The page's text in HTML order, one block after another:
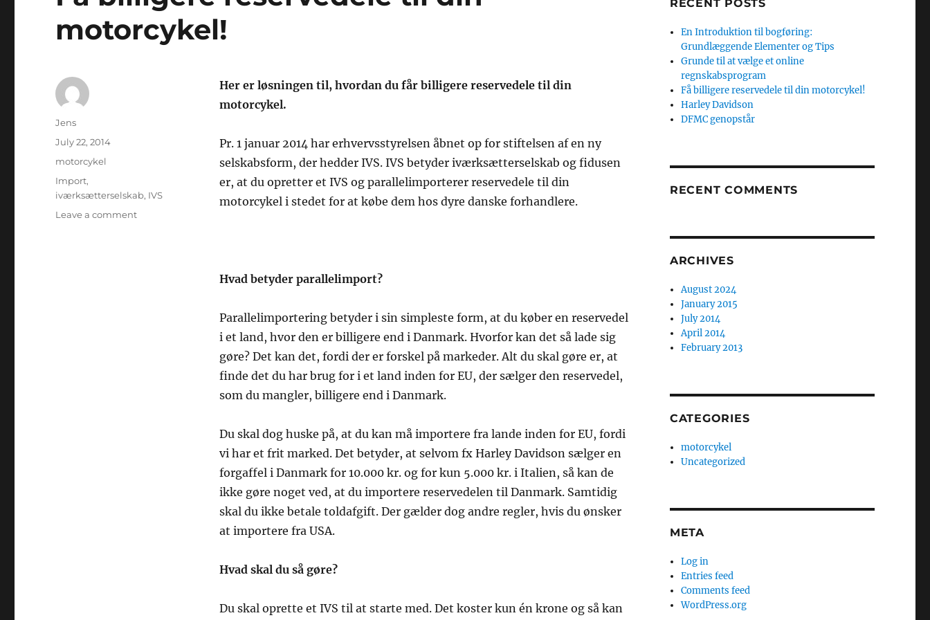
motorcykel!
Her er løsningen til, hvordan du får billigere reservedele til din
motorcykel.
Pr. 1 januar 2014 har erhvervsstyrelsen åbnet op for stiftelsen af en ny
selskabsform, der hedder IVS. IVS betyder iværksætterselskab og fidusen
er, at du opretter et IVS og parallelimporterer reservedele til din
motorcykel i stedet for at købe dem hos dyre danske forhandlere.
Hvad betyder parallelimport?
Parallelimportering betyder i sin simpleste form, at du køber en reservedel
i et land, hvor den er billigere end i Danmark. Hvorfor kan det så lade sig
gøre? Det kan det, fordi der er forskel på markeder. Alt du skal gøre er, at
finde det du har brug for i et land inden for EU, der sælger den reservedel,
som du mangler, billigere end i Danmark.
Du skal dog huske på, at du kan må importere fra lande inden for EU, fordi
vi har et frit marked. Det betyder, at selvom fx Harley Davidson sælger en
forgaffel i Danmark for 10.000 kr. og for kun 5.000 kr. i Italien, så kan de
ikke gøre noget ved, at du importere reservedelen til Danmark. Samtidig
skal du ikke betale toldafgift. Der gælder dog andre regler, hvis du ønsker
at importere fra USA.
Hvad skal du så gøre?
Du skal oprette et IVS til at starte med. Det koster kun én krone og så kan
Author
Jens
Posted
July 22, 2014
Categories
motorcykel
Tags
Import,
iværksætterselskab, IVS
Leave a commenton
RECENT POSTS
En Introduktion til bogføring:
Grundlæggende Elementer og Tips
Grunde til at vælge et online
regnskabsprogram
Få billigere reservedele til din motorcykel!
Harley Davidson
DFMC genopstår
RECENT COMMENTS
ARCHIVES
August 2024
January 2015
July 2014
April 2014
February 2013
CATEGORIES
motorcykel
Uncategorized
META
Log in
Entries feed
Comments feed
WordPress.org